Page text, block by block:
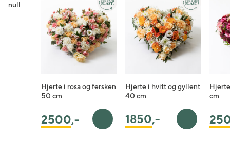
null
Hjerte i rosa og fersken
50 cm
2500,- Legg i handlekurv
Hjerte i hvitt og gyllent
40 cm
1850,- Legg i
cm